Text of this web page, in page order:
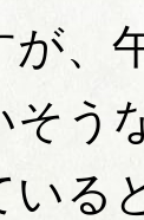
が、
そう
いる